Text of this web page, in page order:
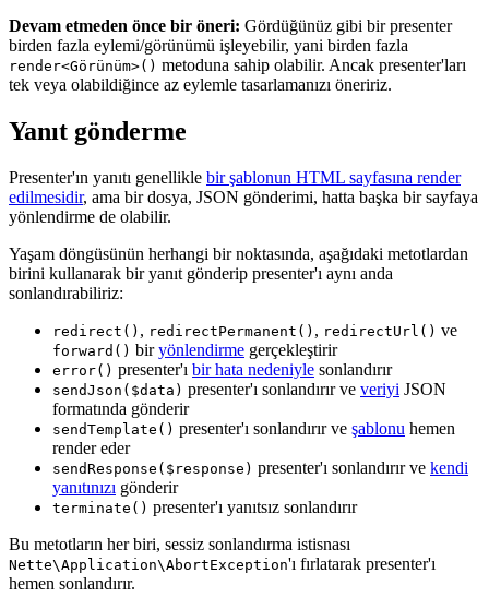
Devam etmeden önce bir öneri: Gördüğünüz gibi bir presenter
birden fazla eylemi/görünümü işleyebilir, yani birden fazla
render<Görünüm>() metoduna sahip olabilir. Ancak presenter'ları
tek veya olabildiğince az eylemle tasarlamanızı öneririz.
Yanıt gönderme
Presenter'ın yanıtı genellikle bir şablonun HTML sayfasına render
edilmesidir, ama bir dosya, JSON gönderimi, hatta başka bir sayfaya
yönlendirme de olabilir.
Yaşam döngüsünün herhangi bir noktasında, aşağıdaki metotlardan
birini kullanarak bir yanıt gönderip presenter'ı aynı anda
sonlandırabiliriz:
redirect() , redirectPermanent() , redirectUrl() ve
forward() biryönlendirme gerçekleştirir
error() presenter'ı bir hata nedeniyle sonlandırır
sendJson($data) presenter'ı sonlandırır ve veriyi JSON
formatında gönderir
sendTemplate() presenter'ı sonlandırır ve şablonu hemen
render eder
sendResponse($response) presenter'ı sonlandırır ve kendi
yanıtınızı gönderir
terminate() presenter'ı yanıtsız sonlandırır
Bu metotların her biri, sessiz sonlandırma istisnası
Nette\Application\AbortException'ı fırlatarak presenter'ı
hemen sonlandırır.